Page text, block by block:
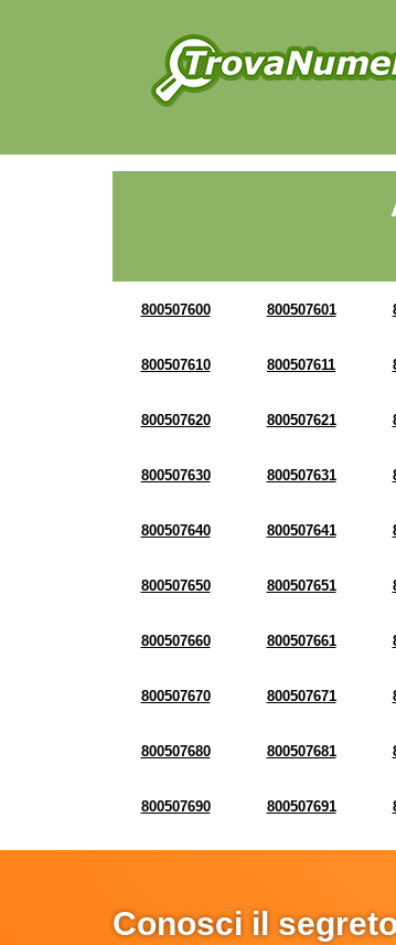
800507600 800507601
800507610 800507611
800507620 800507621
800507630 800507631
800507640 800507641
800507650 800507651
800507660 800507661
800507670 800507671
800507680 800507681
800507690 800507691
Conosci il